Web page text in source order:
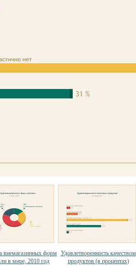
внемагазинных форм
в мире, 2010 год
Удовлетворенность качеством
продуктов (в процентах)